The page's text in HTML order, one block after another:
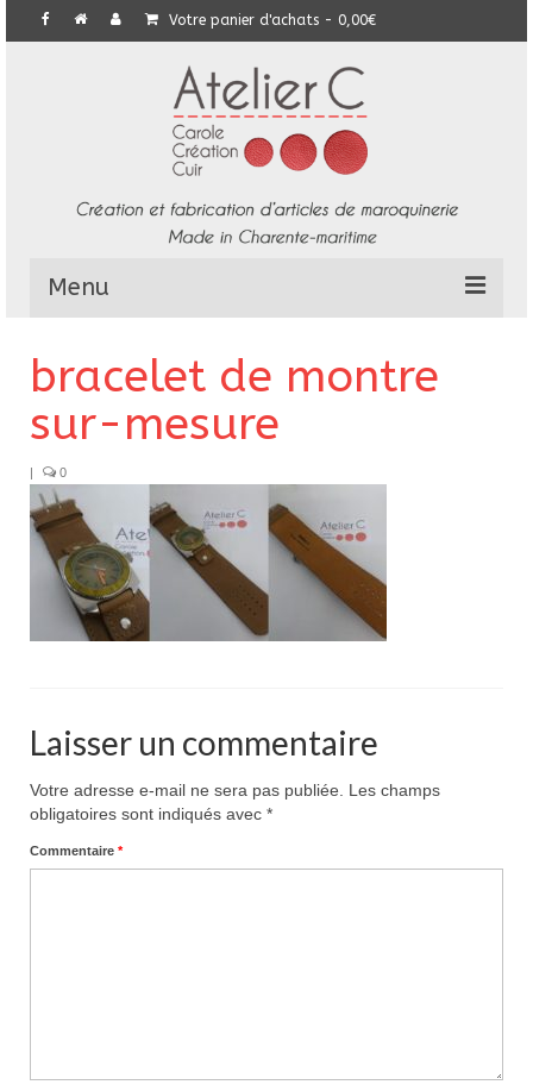
Votre panier d'achats - 0,00€
Menu
E-Boutique
Pour acheter
Contact
bracelet de montre
sur-mesure
| 0
Laisser un commentaire
Votre adresse e-mail ne sera pas publiée.
Les champs
obligatoires sont indiqués avec *
Commentaire *